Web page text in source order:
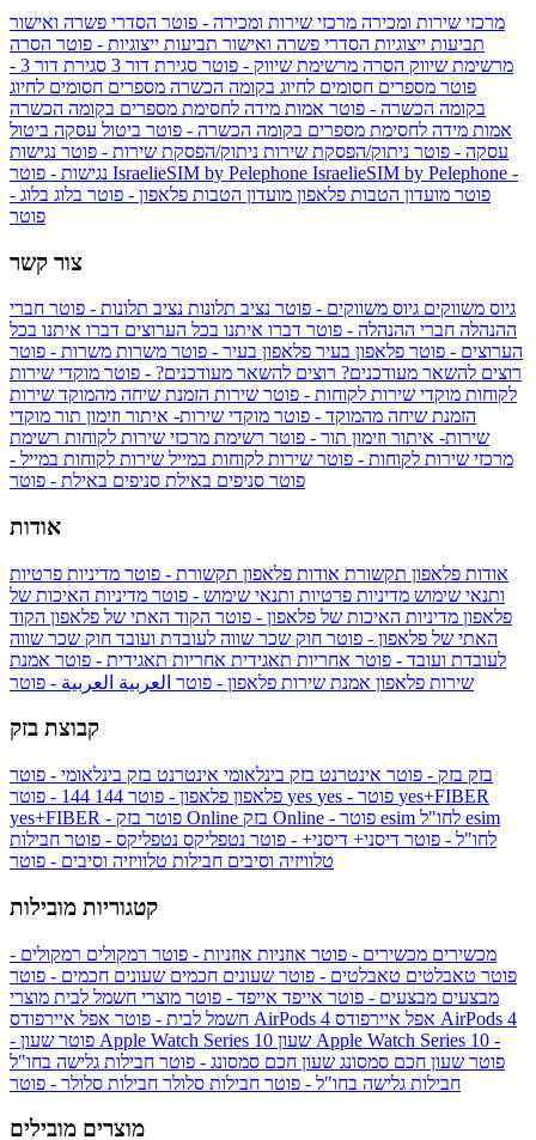
מרכזי שירות ומכירה מרכזי שירות ומכירה - פוטר הסדרי פשרה ואישור
תביעות ייצוגיות הסדרי פשרה ואישור תביעות ייצוגיות - פוטר הסרה
מרשימת שיווק הסרה מרשימת שיווק - פוטר סגירת דור 3
סגירת דור 3 -
פוטר מספרים חסומים לחיוג בקומה הכשרה מספרים חסומים לחיוג
בקומה הכשרה - פוטר אמות מידה לחסימת מספרים בקומה הכשרה
אמות מידה לחסימת מספרים בקומה הכשרה - פוטר ביטול עסקה ביטול
עסקה - פוטר ניתוק/הפסקת שירות ניתוק/הפסקת שירות - פוטר נגישות
IsraelieSIM by Pelephone IsraelieSIM by Pelephone -
פוטר מועדון הטבות פלאפון מועדון הטבות פלאפון - פוטר בלוג בלוג -
פוטר
צור קשר
גיוס משווקים גיוס משווקים - פוטר נציב תלונות נציב תלונות - פוטר חברי
ההנהלה חברי ההנהלה - פוטר דברו איתנו בכל הערוצים דברו איתנו בכל
הערוצים - פוטר פלאפון בעיר פלאפון בעיר - פוטר משרות משרות - פוטר
רוצים להשאר מעודכנים? רוצים להשאר מעודכנים? - פוטר מוקדי שירות
לקוחות מוקדי שירות לקוחות - פוטר שירות הזמנת שיחה מהמוקד שירות
הזמנת שיחה מהמוקד - פוטר מוקדי שירות- איתור וזימון תור מוקדי
שירות- איתור וזימון תור - פוטר רשימת מרכזי שירות לקוחות רשימת
מרכזי שירות לקוחות - פוטר שירות לקוחות במייל שירות לקוחות במייל -
פוטר סניפים באילת סניפים באילת - פוטר
אודות
אודות פלאפון תקשורת אודות פלאפון תקשורת - פוטר מדיניות פרטיות
ותנאי שימוש מדיניות פרטיות ותנאי שימוש - פוטר מדיניות האיכות של
פלאפון מדיניות האיכות של פלאפון - פוטר הקוד האתי של פלאפון הקוד
האתי של פלאפון - פוטר חוק שכר שווה לעובדת ועובד חוק שכר שווה
לעובדת ועובד - פוטר אחריות תאגידית אחריות תאגידית - פוטר אמנת
שירות פלאפון אמנת שירות פלאפון - פוטר العربية العربية - פוטר
קבוצת בזק
בזק בזק - פוטר אינטרנט בזק בינלאומי אינטרנט בזק בינלאומי - פוטר
פלאפון פלאפון - פוטר 144 yes
yes+FIBER
yes+FIBER - פוטר בזק Online
esim
לחו"ל - פוטר דיסני+ דיסני+ - פוטר נטפליקס נטפליקס - פוטר חבילות
טלוויזיה וסיבים חבילות טלוויזיה וסיבים - פוטר
קטגוריות מובילות
מכשירים מכשירים - פוטר אוזניות אוזניות - פוטר רמקולים רמקולים -
פוטר טאבלטים טאבלטים - פוטר שעונים חכמים שעונים חכמים - פוטר
מבצעים מבצעים - פוטר אייפד אייפד - פוטר מוצרי חשמל לבית מוצרי
חשמל לבית - פוטר אפל איירפודס AirPods 4 אפל איירפודס AirPods 4
- פוטר שעון Apple Watch Series 10 שעון Apple Watch Series 10 -
פוטר שעון חכם סמסונג שעון חכם סמסונג - פוטר חבילות גלישה בחו"ל
חבילות גלישה בחו"ל - פוטר חבילות סלולר חבילות סלולר - פוטר
מוצרים מובילים